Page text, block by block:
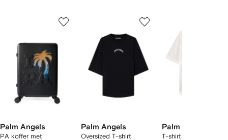
Palm Angels
PA koffer met
Palm Angels
Oversized T-shirt
Palm Angels
T-shirt met tekst